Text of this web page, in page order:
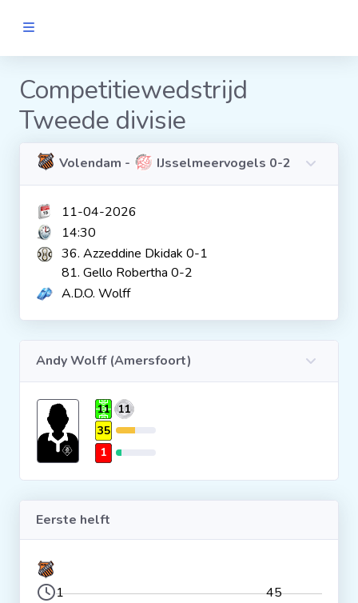
Clubs
Wedstrijden
Statistieken
Voetbalpiramide
Clubs
Wedstrijden
Statistieken
Overige links
Competitiewedstrijd
Tweede divisie
Volendam - IJsselmeervogels 0-2
11-04-2026
14:30
36. Azzeddine Dkidak 0-1
81. Gello Robertha 0-2
A.D.O. Wolff
Andy Wolff (Amersfoort)
11 11
35
1
Eerste helft
1 45